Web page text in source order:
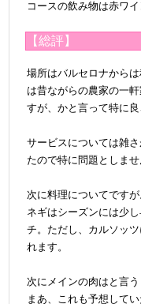
コースの飲み物は赤ワ
【総評】
場所はバルセロナから
は昔ながらの農家の一
すが、かと言って特に良
サービスについては雑
たので特に問題としませ
次に料理についてですが
ネギはシーズンには少
チ。ただし、カルソッ
れます。
次にメインの肉はと言う
まあ、これも予想して